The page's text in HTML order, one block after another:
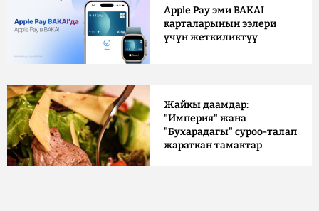
Apple Pay эми BAKAI
карталарынын ээлери
үчүн жеткиликтүү
Жайкы даамдар:
"Империя" жана
"Бухарадагы" суроо-талап
жараткан тамактар